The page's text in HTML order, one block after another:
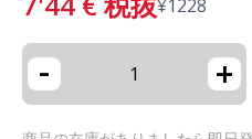
¥1228
- +